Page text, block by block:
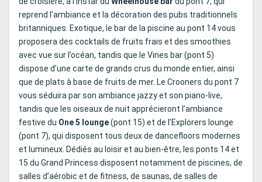
reprend l’ambiance et la décoration des pubs traditionnels
britanniques. Exotique, le bar de la piscine au pont 14 vous
proposera des cocktails de fruits frais et des smoothies
avec vue sur l’océan, tandis que le Vines bar (pont 5)
dispose d’une carte de grands crus du monde entier, ainsi
que de plats à base de fruits de mer. Le Crooners du pont 7
vous séduira par son ambiance jazzy et son piano-live,
tandis que les oiseaux de nuit apprécieront l’ambiance
festive du One 5 lounge(pont 15) et de l’Explorers lounge
(pont 7), qui disposent tous deux de dancefloors modernes
et lumineux. Dédiés au loisir et au bien-être, les ponts 14 et
15 du Grand Princess disposent notamment de piscines, de
salles d’aérobic et de fitness, de saunas, de salles de